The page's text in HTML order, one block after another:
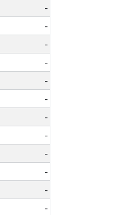
-
-
-
-
-
-
-
-
-
-
-
-